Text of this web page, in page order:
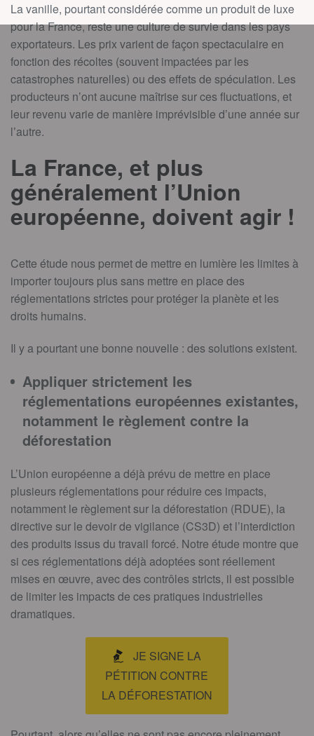
La vanille, pourtant considérée comme un produit de luxe
pour la France, reste une culture de survie dans les pays
exportateurs. Les prix varient de façon spectaculaire en
fonction des récoltes (souvent impactées par les
catastrophes naturelles) ou des effets de spéculation. Les
producteurs n’ont aucune maîtrise sur ces fluctuations, et
leur revenu varie de manière imprévisible d’une année sur
l’autre.
La France, et plus
généralement l’Union
européenne, doivent agir !
Cette étude nous permet de mettre en lumière les limites à
importer toujours plus sans mettre en place des
réglementations strictes pour protéger la planète et les
droits humains.
Il y a pourtant une bonne nouvelle : des solutions existent.
Appliquer strictement les
réglementations européennes existantes,
notamment le règlement contre la
déforestation
L’Union européenne a déjà prévu de mettre en place
plusieurs réglementations pour réduire ces impacts,
notamment le règlement sur la déforestation (RDUE), la
directive sur le devoir de vigilance (CS3D) et l’interdiction
des produits issus du travail forcé. Notre étude montre que
si ces réglementations déjà adoptées sont réellement
mises en œuvre, avec des contrôles stricts, il est possible
de limiter les impacts de ces pratiques industrielles
dramatiques.
JE SIGNE LA
PÉTITION CONTRE
LA DÉFORESTATION